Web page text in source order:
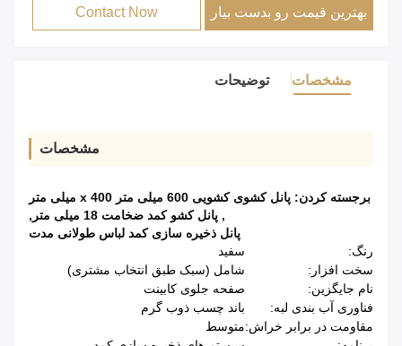
بهترین قیمت رو بدست بیار Contact Now
مشخصات توضیحات
مشخصات
برجسته کردن: پانل کشوی کشویی 600 میلی متر x 400 میلی متر
, پانل کشو کمد ضخامت 18 میلی متر
,
پانل ذخیره سازی کمد لباس طولانی مدت
رنگ:
سفید
سخت افزار:
شامل (سبک طبق انتخاب مشتری)
نام جایگزین:
صفحه جلوی کابینت
فناوری آب بندی لبه:
باند چسب ذوب گرم
مقاومت در برابر خراش:متوسط